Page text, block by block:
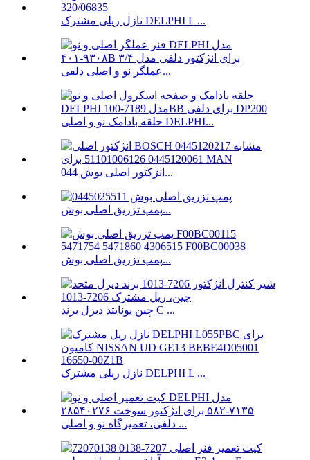
نازل ریلی مشترک DELPHI L ...
عملگر نو و اصلی دلفی...
حلقه بادامک نو و اصلی DELPHI...
انژکتور اصلی بوش 044...
پمپ تزریق اصلی بوش...
پمپ تزریق اصلی بوش...
چین یونایتد دیزل برند C ...
نازل ریلی مشترک DELPHI L ...
دلفی، تعمیرگاه نو و اصلی ...